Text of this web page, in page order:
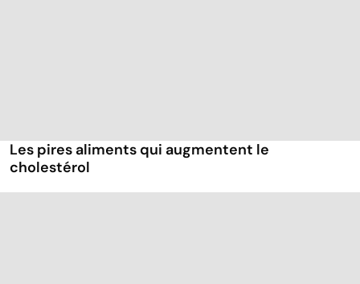
Les pires aliments qui augmentent le
cholestérol